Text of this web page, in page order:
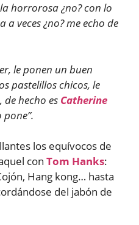
horrorosa ¿no? con lo
veces ¿no? me echo de
le ponen un buen
pastelillos chicos, le
hecho es Catherine
pone”.
los equívocos de
con Tom Hanks:
Hang kong… hasta
del jabón de